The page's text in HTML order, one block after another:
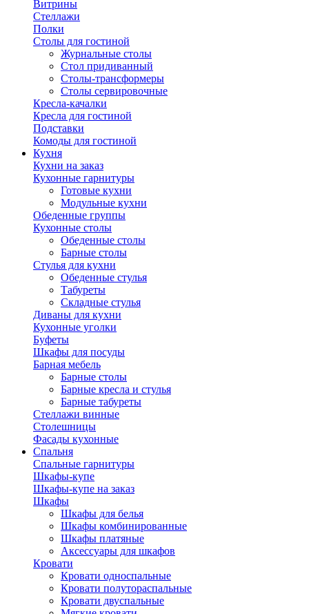
Витрины
Стеллажи
Полки
Столы для гостиной
Журнальные столы
Стол придиванный
Столы-трансформеры
Столы сервировочные
Кресла-качалки
Кресла для гостиной
Подставки
Комоды для гостиной
Кухня
Кухни на заказ
Кухонные гарнитуры
Готовые кухни
Модульные кухни
Обеденные группы
Кухонные столы
Обеденные столы
Барные столы
Стулья для кухни
Обеденные стулья
Табуреты
Складные стулья
Диваны для кухни
Кухонные уголки
Буфеты
Шкафы для посуды
Барная мебель
Барные столы
Барные кресла и стулья
Барные табуреты
Стеллажи винные
Столешницы
Фасады кухонные
Спальня
Спальные гарнитуры
Шкафы-купе
Шкафы-купе на заказ
Шкафы
Шкафы для белья
Шкафы комбинированные
Шкафы платяные
Аксессуары для шкафов
Кровати
Кровати односпальные
Кровати полутораспальные
Кровати двуспальные